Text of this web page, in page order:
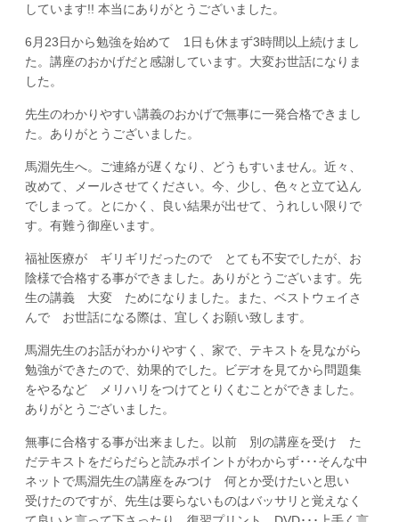
しています!! 本当にありがとうございました。
6月23日から勉強を始めて 1日も休まず3時間以上続けまし
た。講座のおかげだと感謝しています。大変お世話になりま
した。
先生のわかりやすい講義のおかげで無事に一発合格できまし
た。ありがとうございました。
馬淵先生へ。ご連絡が遅くなり、どうもすいません。近々、
改めて、メールさせてください。今、少し、色々と立て込ん
でしまって。とにかく、良い結果が出せて、うれしい限りで
す。有難う御座います。
福祉医療が ギリギリだったので とても不安でしたが、お
陰様で合格する事ができました。ありがとうございます。先
生の講義 大変 ためになりました。また、ベストウェイさ
んで お世話になる際は、宜しくお願い致します。
馬淵先生のお話がわかりやすく、家で、テキストを見ながら
勉強ができたので、効果的でした。ビデオを見てから問題集
をやるなど メリハリをつけてとりくむことができました。
ありがとうございました。
無事に合格する事が出来ました。以前 別の講座を受け た
だテキストをだらだらと読みポイントがわからず･･･そんな中
ネットで馬淵先生の講座をみつけ 何とか受けたいと思い
受けたのですが、先生は要らないものはバッサリと覚えなく